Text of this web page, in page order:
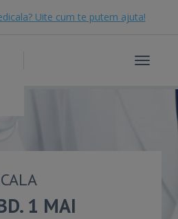
Uite cum te putem ajuta!
Toggle
1 MAI